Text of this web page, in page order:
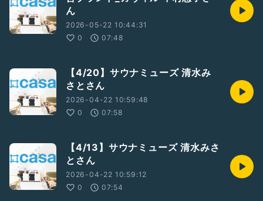
ん
2026-05-22 10:44:31
0
07:48
【4/20】サウナミューズ 清水み
さとさん
2026-04-22 10:59:48
0
07:58
【4/13】サウナミューズ 清水みさ
とさん
2026-04-22 10:59:12
0
07:54